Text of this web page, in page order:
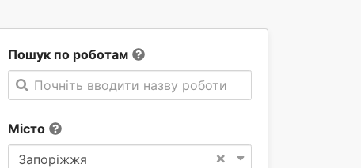
Пошук по роботам
Почніть вводити назву роботи
Місто
×
Запоріжжя